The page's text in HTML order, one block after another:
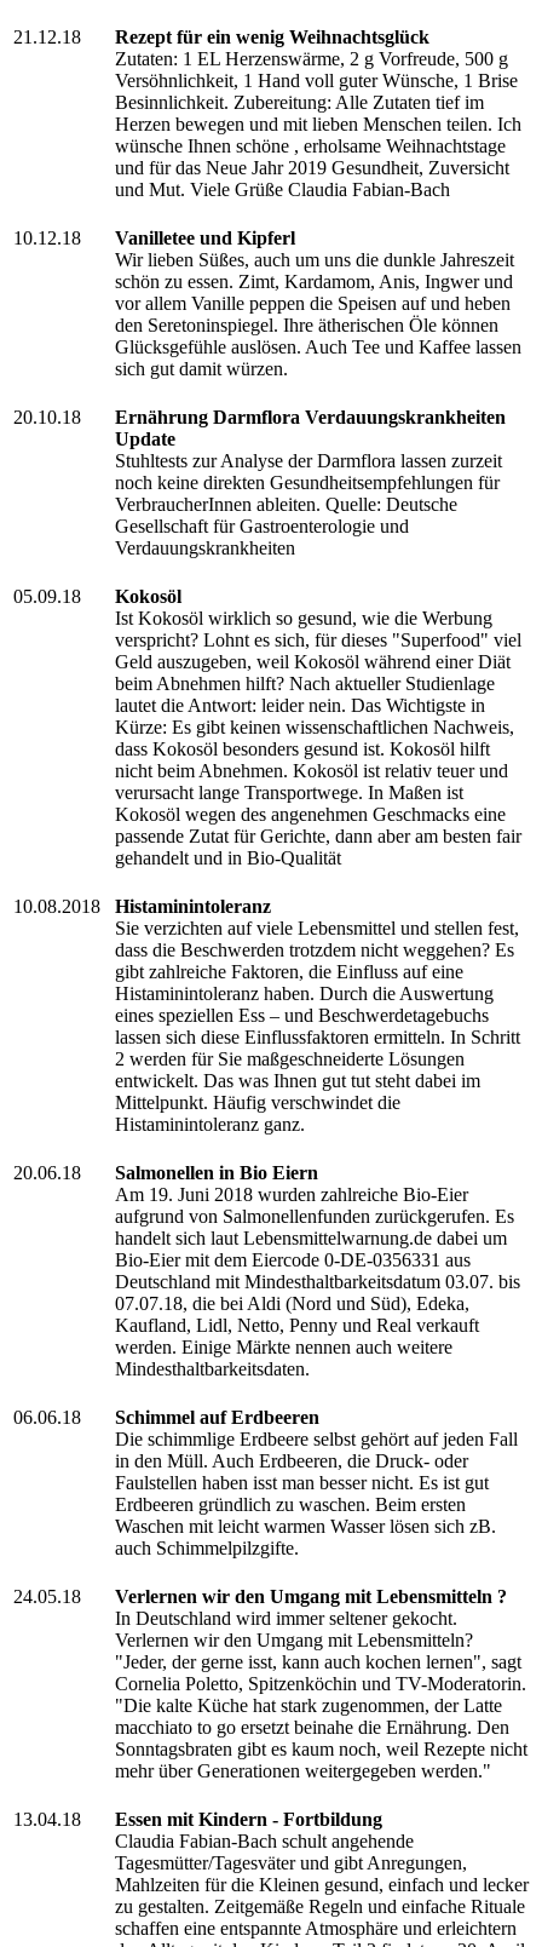
21.12.18
Rezept für ein wenig Weihnachtsglück
Zutaten: 1 EL Herzenswärme, 2 g Vorfreude, 500 g
Versöhnlichkeit, 1 Hand voll guter Wünsche, 1 Brise
Besinnlichkeit. Zubereitung: Alle Zutaten tief im
Herzen bewegen und mit lieben Menschen teilen. Ich
wünsche Ihnen schöne , erholsame Weihnachtstage
und für das Neue Jahr 2019 Gesundheit, Zuversicht
und Mut. Viele Grüße Claudia Fabian-Bach
10.12.18
Vanilletee und Kipferl
Wir lieben Süßes, auch um uns die dunkle Jahreszeit
schön zu essen. Zimt, Kardamom, Anis, Ingwer und
vor allem Vanille peppen die Speisen auf und heben
den Seretoninspiegel. Ihre ätherischen Öle können
Glücksgefühle auslösen. Auch Tee und Kaffee lassen
sich gut damit würzen.
20.10.18
Ernährung Darmflora Verdauungskrankheiten
Update
Stuhltests zur Analyse der Darmflora lassen zurzeit
noch keine direkten Gesundheitsempfehlungen für
VerbraucherInnen ableiten. Quelle: Deutsche
Gesellschaft für Gastroenterologie und
Verdauungskrankheiten
05.09.18
Kokosöl
Ist Kokosöl wirklich so gesund, wie die Werbung
verspricht? Lohnt es sich, für dieses "Superfood" viel
Geld auszugeben, weil Kokosöl während einer Diät
beim Abnehmen hilft? Nach aktueller Studienlage
lautet die Antwort: leider nein. Das Wichtigste in
Kürze: Es gibt keinen wissenschaftlichen Nachweis,
dass Kokosöl besonders gesund ist. Kokosöl hilft
nicht beim Abnehmen. Kokosöl ist relativ teuer und
verursacht lange Transportwege. In Maßen ist
Kokosöl wegen des angenehmen Geschmacks eine
passende Zutat für Gerichte, dann aber am besten fair
gehandelt und in Bio-Qualität
10.08.2018
Histaminintoleranz
Sie verzichten auf viele Lebensmittel und stellen fest,
dass die Beschwerden trotzdem nicht weggehen? Es
gibt zahlreiche Faktoren, die Einfluss auf eine
Histaminintoleranz haben. Durch die Auswertung
eines speziellen Ess – und Beschwerdetagebuchs
lassen sich diese Einflussfaktoren ermitteln. In Schritt
2 werden für Sie maßgeschneiderte Lösungen
entwickelt. Das was Ihnen gut tut steht dabei im
Mittelpunkt. Häufig verschwindet die
Histaminintoleranz ganz.
20.06.18
Salmonellen in Bio Eiern
Am 19. Juni 2018 wurden zahlreiche Bio-Eier
aufgrund von Salmonellenfunden zurückgerufen. Es
handelt sich laut Lebensmittelwarnung.de dabei um
Bio-Eier mit dem Eiercode 0-DE-0356331 aus
Deutschland mit Mindesthaltbarkeitsdatum 03.07. bis
07.07.18, die bei Aldi (Nord und Süd), Edeka,
Kaufland, Lidl, Netto, Penny und Real verkauft
werden. Einige Märkte nennen auch weitere
Mindesthaltbarkeitsdaten.
06.06.18
Schimmel auf Erdbeeren
Die schimmlige Erdbeere selbst gehört auf jeden Fall
in den Müll. Auch Erdbeeren, die Druck- oder
Faulstellen haben isst man besser nicht. Es ist gut
Erdbeeren gründlich zu waschen. Beim ersten
Waschen mit leicht warmen Wasser lösen sich zB.
auch Schimmelpilzgifte.
24.05.18
Verlernen wir den Umgang mit Lebensmitteln ?
In Deutschland wird immer seltener gekocht.
Verlernen wir den Umgang mit Lebensmitteln?
"Jeder, der gerne isst, kann auch kochen lernen", sagt
Cornelia Poletto, Spitzenköchin und TV-Moderatorin.
"Die kalte Küche hat stark zugenommen, der Latte
macchiato to go ersetzt beinahe die Ernährung. Den
Sonntagsbraten gibt es kaum noch, weil Rezepte nicht
mehr über Generationen weitergegeben werden."
13.04.18
Essen mit Kindern - Fortbildung
Claudia Fabian-Bach schult angehende
Tagesmütter/Tagesväter und gibt Anregungen,
Mahlzeiten für die Kleinen gesund, einfach und lecker
zu gestalten. Zeitgemäße Regeln und einfache Rituale
schaffen eine entspannte Atmosphäre und erleichtern